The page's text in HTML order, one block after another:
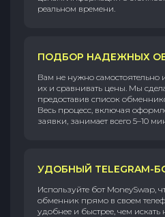
реальном времени.
ПОДБОР НАДЕЖНЫХ
Вам не нужно самостоятельно
их и сравнивать цены. Мы
предоставив список
Весь процесс, включая
заявки, занимает всего 5–10
УДОБНЫЙ TELEGRAM-
Используйте бот MoneySwap,
обменник прямо в своем
удобнее и быстрее, чем искать